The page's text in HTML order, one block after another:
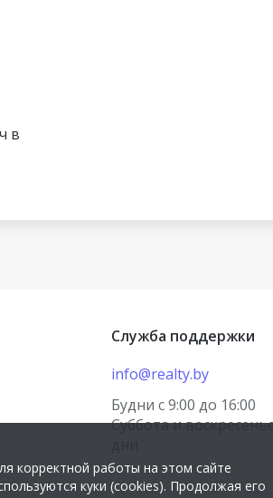
в
Служба поддержки
info@realty.by
Будни с 9:00 до 16:00
Суббота и
корректной работы на этом сайте
куки (cookies). Продолжая его